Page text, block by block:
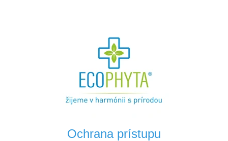
Ochrana prístupu